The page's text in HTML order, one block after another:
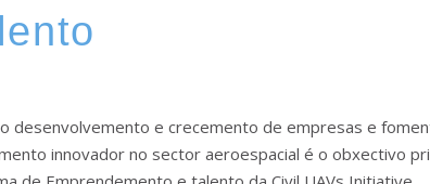
desenvolvemento e crecemento de empresas e
innovador no sector aeroespacial é o obxectivo